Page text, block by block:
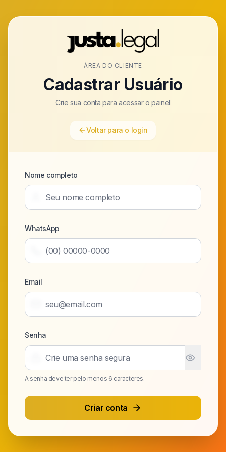
ÁREA DO CLIENTE
Cadastrar Usuário
Crie sua conta para acessar o painel
Voltar para o login
Nome completo
WhatsApp
Email
Senha
A senha deve ter pelo menos 6 caracteres.
Criar conta